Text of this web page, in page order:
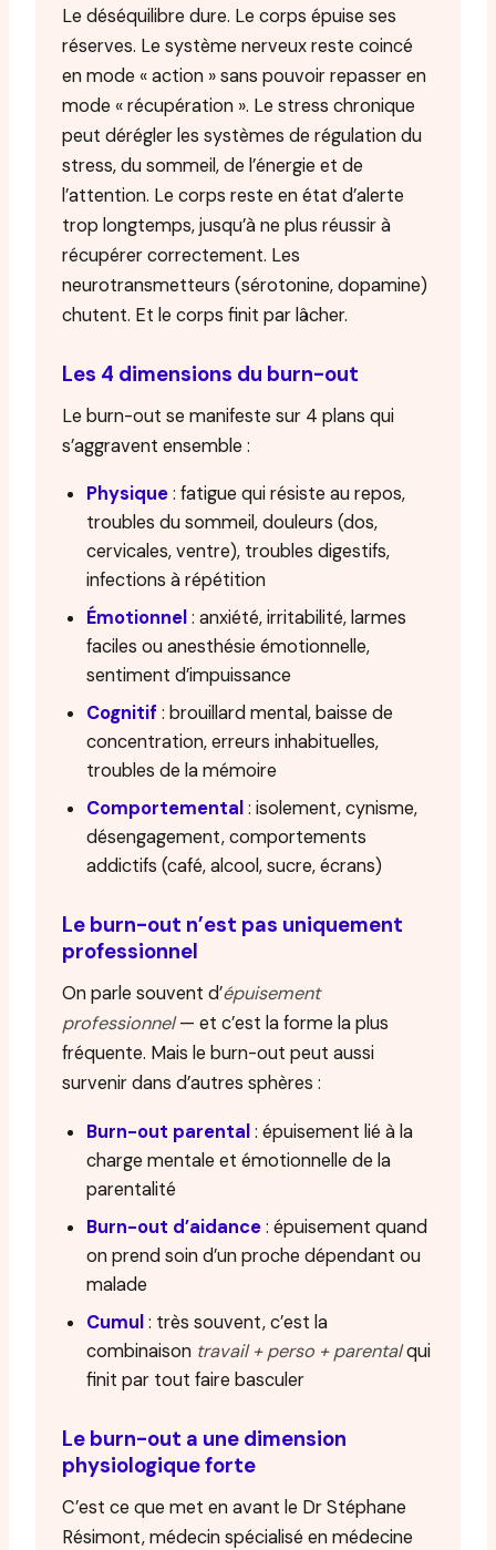
Le déséquilibre dure. Le corps épuise ses
réserves. Le système nerveux reste coincé
en mode « action » sans pouvoir repasser en
mode « récupération ». Le stress chronique
peut dérégler les systèmes de régulation du
stress, du sommeil, de l’énergie et de
l’attention. Le corps reste en état d’alerte
trop longtemps, jusqu’à ne plus réussir à
récupérer correctement. Les
neurotransmetteurs (sérotonine, dopamine)
chutent. Et le corps finit par lâcher.
Les 4 dimensions du burn-out
Le burn-out se manifeste sur 4 plans qui
s’aggravent ensemble :
Physique: fatigue qui résiste au repos,
troubles du sommeil, douleurs (dos,
cervicales, ventre), troubles digestifs,
infections à répétition
Émotionnel : anxiété, irritabilité, larmes
faciles ou anesthésie émotionnelle,
sentiment d’impuissance
Cognitif : brouillard mental, baisse de
concentration, erreurs inhabituelles,
troubles de la mémoire
Comportemental : isolement, cynisme,
désengagement, comportements
addictifs (café, alcool, sucre, écrans)
Le burn-out n’est pas uniquement
professionnel
On parle souvent d’épuisement
professionnel— et c’est la forme la plus
fréquente. Mais le burn-out peut aussi
survenir dans d’autres sphères :
Burn-out parental: épuisement lié à la
charge mentale et émotionnelle de la
parentalité
Burn-out d’aidance: épuisement quand
on prend soin d’un proche dépendant ou
malade
Cumul: très souvent, c’est la
combinaison travail + perso + parentalqui
finit par tout faire basculer
Le burn-out a une dimension
physiologique forte
C’est ce que met en avant le Dr Stéphane
Résimont, médecin spécialisé en médecine